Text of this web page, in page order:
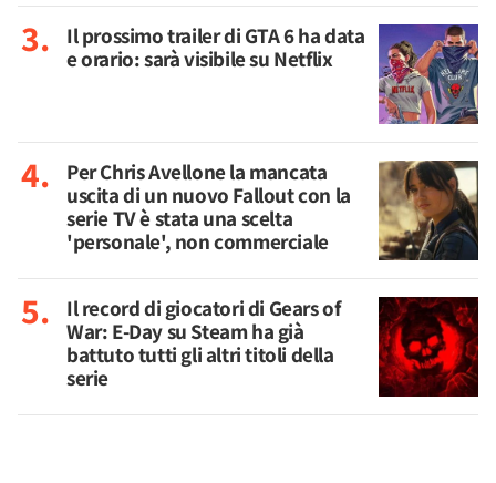
Il prossimo trailer di GTA 6 ha data
e orario: sarà visibile su Netflix
Per Chris Avellone la mancata
uscita di un nuovo Fallout con la
serie TV è stata una scelta
'personale', non commerciale
Il record di giocatori di Gears of
War: E-Day su Steam ha già
battuto tutti gli altri titoli della
serie